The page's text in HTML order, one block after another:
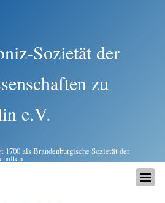
Sozietät der
zu
e.V.
1700 als Brandenburgische Sozietät der